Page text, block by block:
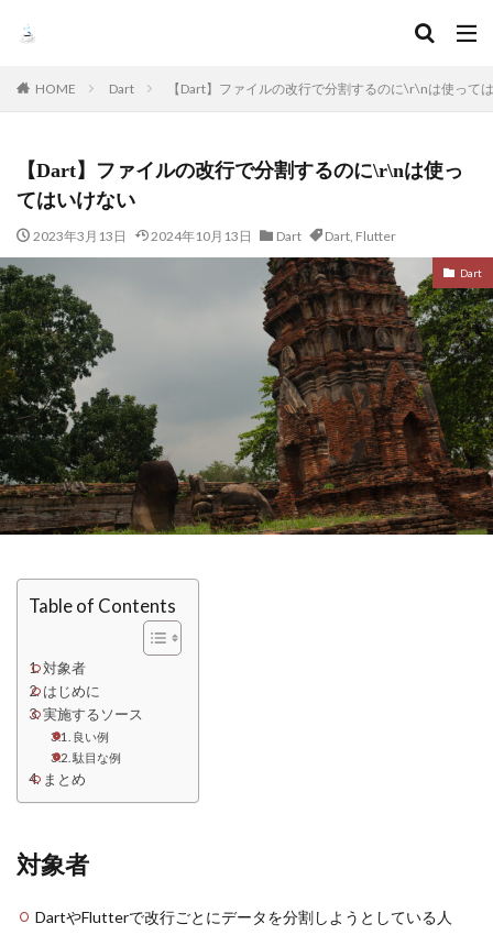
HOME Dart 【Dart】ファイルの改行で分割するのに\r\nは使って
【Dart】ファイルの改行で分割するのに\r\nは使っ
てはいけない
2023年3月13日 2024年10月13日 Dart Dart, Flutter
Dart
Table of Contents
対象者
はじめに
実施するソース
良い例
駄目な例
まとめ
対象者
DartやFlutterで改行ごとにデータを分割しようとしている人